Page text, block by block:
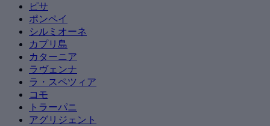
ピサ
ポンペイ
シルミオーネ
カプリ島
カターニア
ラヴェンナ
ラ・スペツィア
コモ
トラーパニ
アグリジェント